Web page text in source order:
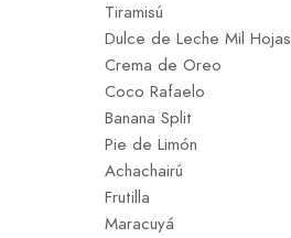
Tiramisú
Dulce de Leche Mil Hojas
Crema de Oreo
Coco Rafaelo
Banana Split
Pie de Limón
Achachairú
Frutilla
Maracuyá